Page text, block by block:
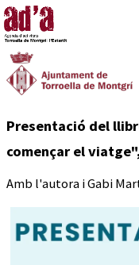
Presentació del
començar el
Amb l'autora i Gabi